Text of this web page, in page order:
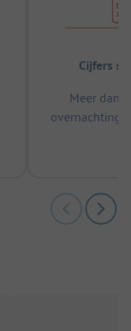
Cijfers
Meer dan